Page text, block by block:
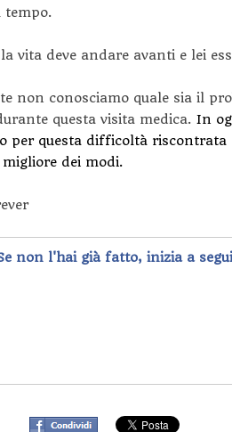
tempo.
vita deve andare avanti e lei
non conosciamo quale sia il
questa visita medica. In
per questa difficoltà riscontrata
dei modi.
non l'hai già fatto, inizia a